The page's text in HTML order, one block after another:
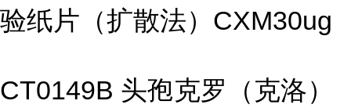
验纸片（扩散法）CXM30ug
CT0149B 头孢克罗（克洛）